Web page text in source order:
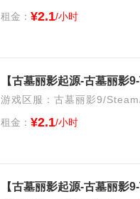
租金： ¥2.1/小时
【古墓丽影起源-古墓丽影
游戏区服：古墓丽影9/
租金： ¥2.1/小时
【古墓丽影起源-古墓丽影